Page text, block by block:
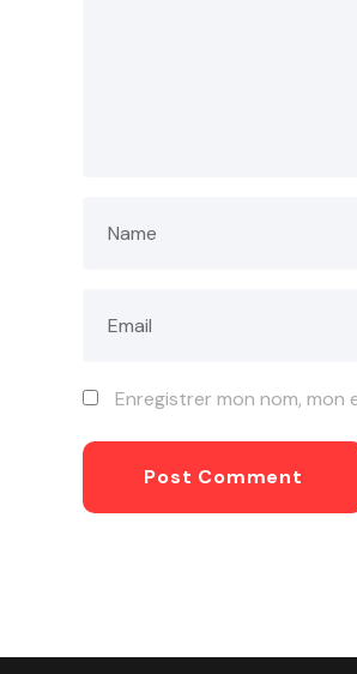
Enregistrer mon nom,